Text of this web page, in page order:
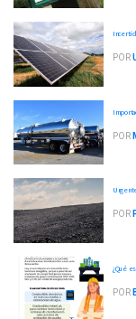
POR
POR
POR
¿Qué
POR